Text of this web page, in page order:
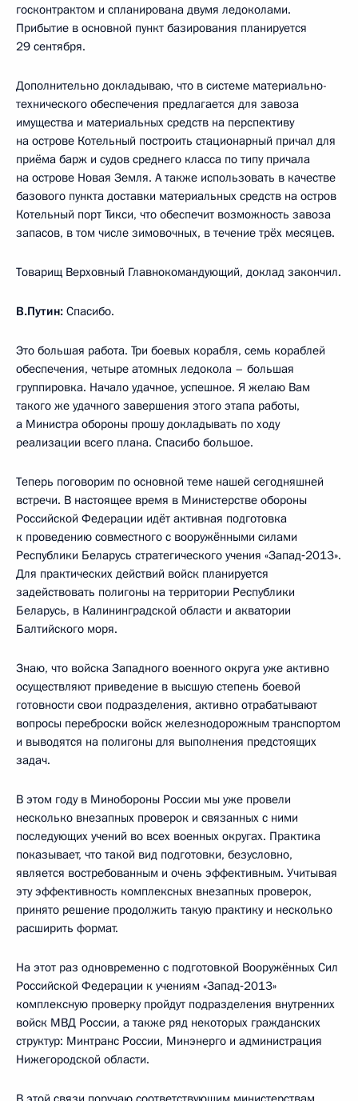
госконтрактом и спланирована двумя ледоколами.
Прибытие в основной пункт базирования планируется
29 сентября.
Дополнительно докладываю, что в системе материально-
технического обеспечения предлагается для завоза
имущества и материальных средств на перспективу
на острове Котельный построить стационарный причал для
приёма барж и судов среднего класса по типу причала
на острове Новая Земля. А также использовать в качестве
базового пункта доставки материальных средств на остров
Котельный порт Тикси, что обеспечит возможность завоза
запасов, в том числе зимовочных, в течение трёх месяцев.
Товарищ Верховный Главнокомандующий, доклад закончил.
В.Путин: Спасибо.
Это большая работа. Три боевых корабля, семь кораблей
обеспечения, четыре атомных ледокола – большая
группировка. Начало удачное, успешное. Я желаю Вам
такого же удачного завершения этого этапа работы,
а Министра обороны прошу докладывать по ходу
реализации всего плана. Спасибо большое.
Теперь поговорим по основной теме нашей сегодняшней
встречи. В настоящее время в Министерстве обороны
Российской Федерации идёт активная подготовка
к проведению совместного с вооружёнными силами
Республики Беларусь стратегического учения «Запад‑2013».
Для практических действий войск планируется
задействовать полигоны на территории Республики
Беларусь, в Калининградской области и акватории
Балтийского моря.
Знаю, что войска Западного военного округа уже активно
осуществляют приведение в высшую степень боевой
готовности свои подразделения, активно отрабатывают
вопросы переброски войск железнодорожным транспортом
и выводятся на полигоны для выполнения предстоящих
задач.
В этом году в Минобороны России мы уже провели
несколько внезапных проверок и связанных с ними
последующих учений во всех военных округах. Практика
показывает, что такой вид подготовки, безусловно,
является востребованным и очень эффективным. Учитывая
эту эффективность комплексных внезапных проверок,
принято решение продолжить такую практику и несколько
расширить формат.
На этот раз одновременно с подготовкой Вооружённых Сил
Российской Федерации к учениям «Запад‑2013»
комплексную проверку пройдут подразделения внутренних
войск МВД России, а также ряд некоторых гражданских
структур: Минтранс России, Минэнерго и администрация
Нижегородской области.